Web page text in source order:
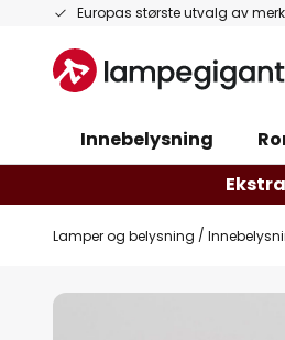
Europas største utvalg av
Hopp
innhold
Innebelysning
Lamper og belysning
Gå